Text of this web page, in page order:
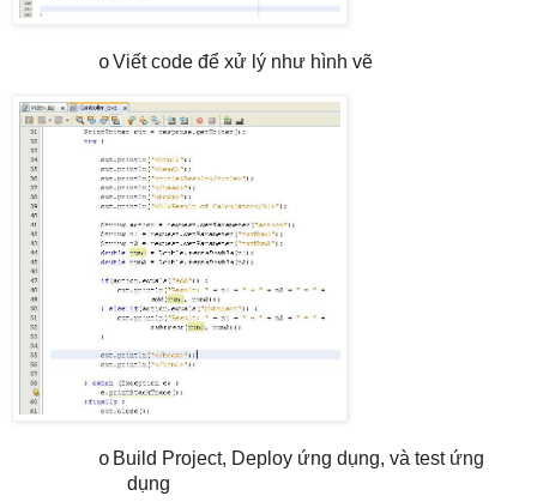
oViết code để xử lý như hình vẽ
o Build Project, Deploy ứng dụng, và test ứng
dụng